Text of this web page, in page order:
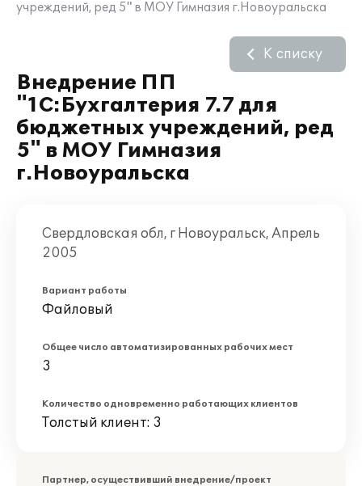
учреждений, ред 5" в МОУ Гимназия г.Новоуральска
Внедрение ПП
"1С:Бухгалтерия 7.7 для
бюджетных учреждений, ред
5" в МОУ Гимназия
г.Новоуральска
К списку
Свердловская обл, г Новоуральск, Апрель
2005
Вариант работы
Файловый
Общее число автоматизированных рабочих мест
3
Количество одновременно работающих клиентов
Толстый клиент: 3
Партнер, осуществивший внедрение/проект